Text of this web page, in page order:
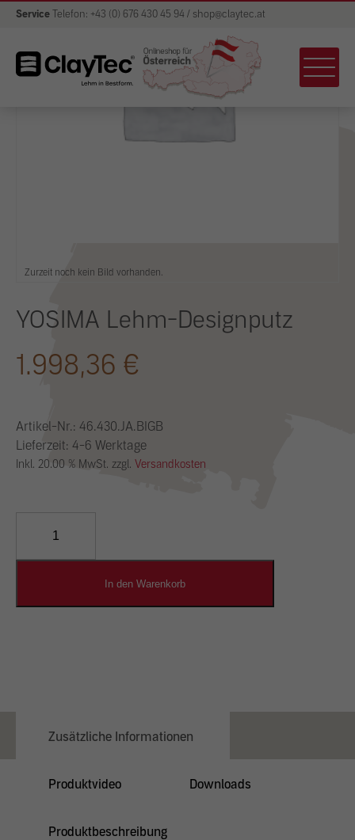
Service Telefon: +43 (0) 676 430 45 94 / shop@claytec.at
Zurzeit noch kein Bild vorhanden.
YOSIMA Lehm-Designputz
1.998,36 €
Artikel-Nr.: 46.430.JA.BIGB
Lieferzeit: 4-6 Werktage
Inkl. 20.00 % MwSt. zzgl. Versandkosten
Designputz
In den Warenkorb
Zusätzliche Informationen
Produktvideo Downloads
Produktbeschreibung